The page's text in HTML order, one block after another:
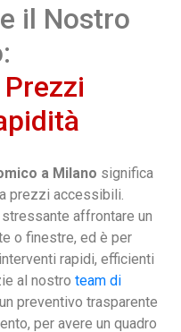
il Nostro
a Milano significa
prezzi accessibili.
affrontare un
o finestre, ed è per
rapidi, efficienti
al nostro team di
preventivo trasparente
per avere un quadro